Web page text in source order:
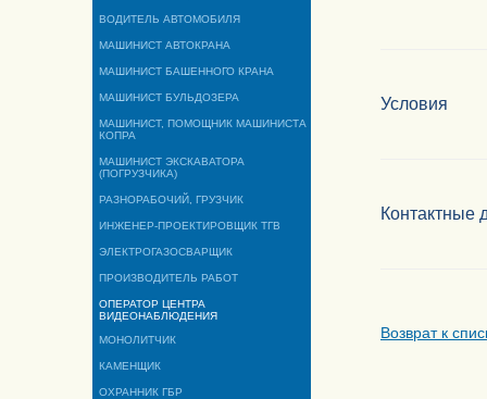
ВОДИТЕЛЬ АВТОМОБИЛЯ
МАШИНИСТ АВТОКРАНА
МАШИНИСТ БАШЕННОГО КРАНА
МАШИНИСТ БУЛЬДОЗЕРА
МАШИНИСТ, ПОМОЩНИК МАШИНИСТА
КОПРА
МАШИНИСТ ЭКСКАВАТОРА
(ПОГРУЗЧИКА)
РАЗНОРАБОЧИЙ, ГРУЗЧИК
ИНЖЕНЕР-ПРОЕКТИРОВЩИК ТГВ
ЭЛЕКТРОГАЗОСВАРЩИК
ПРОИЗВОДИТЕЛЬ РАБОТ
ОПЕРАТОР ЦЕНТРА
ВИДЕОНАБЛЮДЕНИЯ
МОНОЛИТЧИК
КАМЕНЩИК
ОХРАННИК ГБР
Условия
Контактные
Возврат к